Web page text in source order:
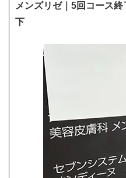
メンズリゼ｜5回コース
下